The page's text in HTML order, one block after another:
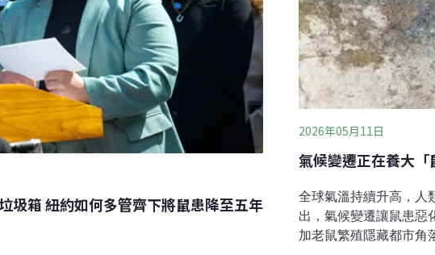
圾箱 紐約如何多管齊下將鼠患降至五年
2026年05月11日
氣候變遷正在養大
全球氣溫持續升高，人
出，氣候變遷讓鼠患惡
加老鼠繁殖隱藏都市角